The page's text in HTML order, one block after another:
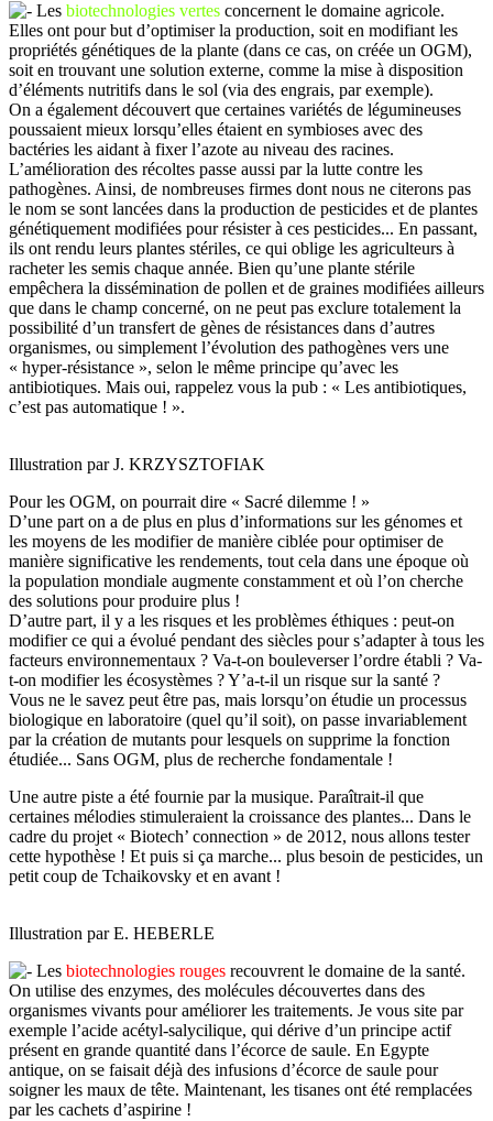
Les biotechnologies vertes concernent le domaine agricole.
Elles ont pour but d’optimiser la production, soit en modifiant les
propriétés génétiques de la plante (dans ce cas, on créée un OGM),
soit en trouvant une solution externe, comme la mise à disposition
d’éléments nutritifs dans le sol (via des engrais, par exemple).
On a également découvert que certaines variétés de légumineuses
poussaient mieux lorsqu’elles étaient en symbioses avec des
bactéries les aidant à fixer l’azote au niveau des racines.
L’amélioration des récoltes passe aussi par la lutte contre les
pathogènes. Ainsi, de nombreuses firmes dont nous ne citerons pas
le nom se sont lancées dans la production de pesticides et de plantes
génétiquement modifiées pour résister à ces pesticides... En passant,
ils ont rendu leurs plantes stériles, ce qui oblige les agriculteurs à
racheter les semis chaque année. Bien qu’une plante stérile
empêchera la dissémination de pollen et de graines modifiées ailleurs
que dans le champ concerné, on ne peut pas exclure totalement la
possibilité d’un transfert de gènes de résistances dans d’autres
organismes, ou simplement l’évolution des pathogènes vers une
« hyper-résistance », selon le même principe qu’avec les
antibiotiques. Mais oui, rappelez vous la pub : « Les antibiotiques,
c’est pas automatique ! ».
Illustration par J. KRZYSZTOFIAK
Pour les OGM, on pourrait dire « Sacré dilemme ! »
D’une part on a de plus en plus d’informations sur les génomes et
les moyens de les modifier de manière ciblée pour optimiser de
manière significative les rendements, tout cela dans une époque où
la population mondiale augmente constamment et où l’on cherche
des solutions pour produire plus !
D’autre part, il y a les risques et les problèmes éthiques : peut-on
modifier ce qui a évolué pendant des siècles pour s’adapter à tous les
facteurs environnementaux ? Va-t-on bouleverser l’ordre établi ? Va-
t-on modifier les écosystèmes ? Y’a-t-il un risque sur la santé ?
Vous ne le savez peut être pas, mais lorsqu’on étudie un processus
biologique en laboratoire (quel qu’il soit), on passe invariablement
par la création de mutants pour lesquels on supprime la fonction
étudiée... Sans OGM, plus de recherche fondamentale !
Une autre piste a été fournie par la musique. Paraîtrait-il que
certaines mélodies stimuleraient la croissance des plantes... Dans le
cadre du projet « Biotech’ connection » de 2012, nous allons tester
cette hypothèse ! Et puis si ça marche... plus besoin de pesticides, un
petit coup de Tchaikovsky et en avant !
Illustration par E. HEBERLE
Les biotechnologies rouges recouvrent le domaine de la santé.
On utilise des enzymes, des molécules découvertes dans des
organismes vivants pour améliorer les traitements. Je vous site par
exemple l’acide acétyl-salycilique, qui dérive d’un principe actif
présent en grande quantité dans l’écorce de saule. En Egypte
antique, on se faisait déjà des infusions d’écorce de saule pour
soigner les maux de tête. Maintenant, les tisanes ont été remplacées
par les cachets d’aspirine !